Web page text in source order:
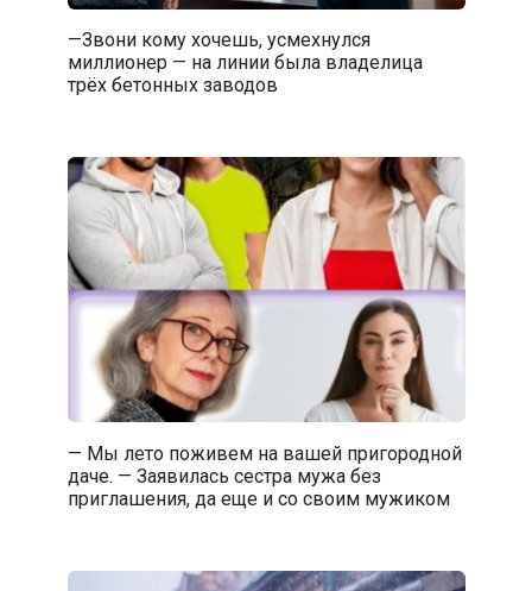
—Звони кому хочешь, усмехнулся
миллионер — на линии была владелица
трёх бетонных заводов
— Мы лето поживем на вашей пригородной
даче. — Заявилась сестра мужа без
приглашения, да еще и со своим мужиком